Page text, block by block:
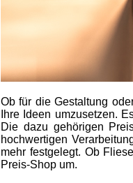
Ob für die Gestaltung
Ihre Ideen umzusetzen.
Die dazu gehörigen
hochwertigen
mehr festgelegt. Ob
Preis-Shop um.